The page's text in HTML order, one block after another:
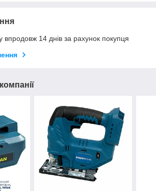
впродовж 14 днів за рахунок покупця